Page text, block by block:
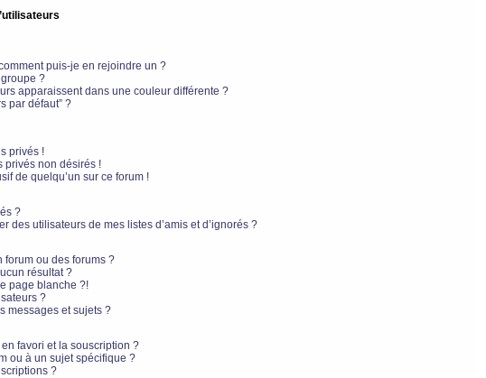
puis-je en rejoindre un ?
?
apparaissent dans une couleur différente ?
par défaut” ?
privés !
privés non désirés !
de quelqu’un sur ce forum !
?
des utilisateurs de mes listes d’amis et d’ignorés ?
forum ou des forums ?
résultat ?
page blanche ?!
?
messages et sujets ?
favori et la souscription ?
ou à un sujet spécifique ?
?